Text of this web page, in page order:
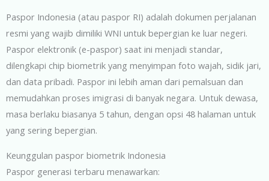
Paspor Indonesia (atau paspor RI) adalah dokumen perjalanan
resmi yang wajib dimiliki WNI untuk bepergian ke luar negeri.
Paspor elektronik (e-paspor) saat ini menjadi standar,
dilengkapi chip biometrik yang menyimpan foto wajah, sidik jari,
dan data pribadi. Paspor ini lebih aman dari pemalsuan dan
memudahkan proses imigrasi di banyak negara. Untuk dewasa,
masa berlaku biasanya 5 tahun, dengan opsi 48 halaman untuk
yang sering bepergian.
Keunggulan paspor biometrik Indonesia
Paspor generasi terbaru menawarkan: